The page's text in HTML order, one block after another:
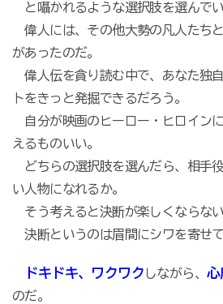
と囁かれるような選択肢を選んでい
偉人には、その他大勢の凡人たち
があったのだ。
偉人伝を貪り読む中で、あなた独
トをきっと発掘できるだろう。
自分が映画のヒーロー・ヒロイン
えるものいい。
どちらの選択肢を選んだら、相手
い人物になれるか。
そう考えると決断が楽しくならない
決断というのは眉間にシワを寄せて
ドキドキ、ワクワク しながら、 心
のだ。